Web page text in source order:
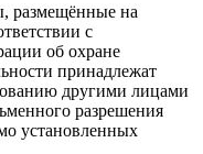
размещённые на
с
об охране
принадлежат
другими лицами
разрешения
установленных